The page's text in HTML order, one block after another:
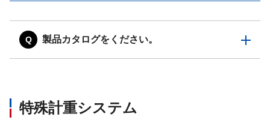
製品カタログをください。
特殊計重システム